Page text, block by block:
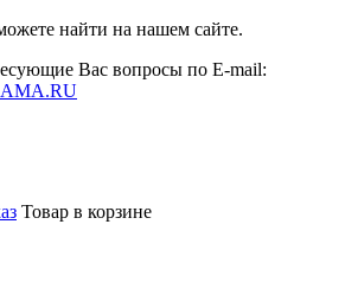
найти на нашем сайте.
Вас вопросы по E-mail:
Товар в корзине